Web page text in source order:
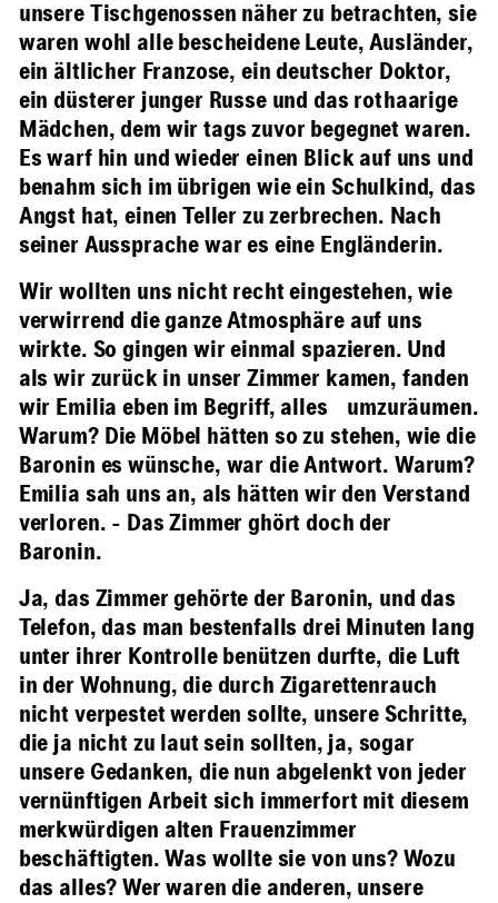
unsere Tischgenossen näher zu betrachten, sie
waren wohl alle bescheidene Leute, Ausländer,
ein ältlicher Franzose, ein deutscher Doktor,
ein düsterer junger Russe und das rothaarige
Mädchen, dem wir tags zuvor begegnet waren.
Es warf hin und wieder einen Blick auf uns und
benahm sich im übrigen wie ein Schulkind, das
Angst hat, einen Teller zu zerbrechen. Nach
seiner Aussprache war es eine Engländerin.
Wir wollten uns nicht recht eingestehen, wie
verwirrend die ganze Atmosphäre auf uns
wirkte. So gingen wir einmal spazieren. Und
als wir zurück in unser Zimmer kamen, fanden
wir Emilia eben im Begriff, alles umzuräumen.
Warum? Die Möbel hätten so zu stehen, wie die
Baronin es wünsche, war die Antwort. Warum?
Emilia sah uns an, als hätten wir den Verstand
verloren. - Das Zimmer ghört doch der
Baronin.
Ja, das Zimmer gehörte der Baronin, und das
Telefon, das man bestenfalls drei Minuten lang
unter ihrer Kontrolle benützen durfte, die Luft
in der Wohnung, die durch Zigarettenrauch
nicht verpestet werden sollte, unsere Schritte,
die ja nicht zu laut sein sollten, ja, sogar
unsere Gedanken, die nun abgelenkt von jeder
vernünftigen Arbeit sich immerfort mit diesem
merkwürdigen alten Frauenzimmer
beschäftigten. Was wollte sie von uns? Wozu
das alles? Wer waren die anderen, unsere